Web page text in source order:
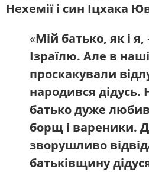
Нехемії і син Іцхака
«Мій батько, як і
Ізраїлю. Але в
проскакували
народився дідусь.
батько дуже
борщ і вареники.
зворушливо
батьківщину